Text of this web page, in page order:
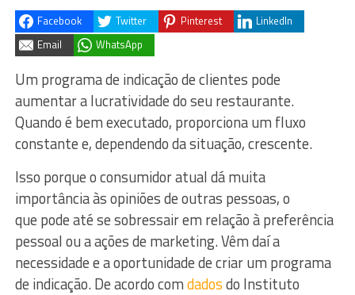
Facebook Twitter Pinterest
LinkedIn
Email
WhatsApp
Um programa de indicação de clientes pode
aumentar a lucratividade do seu restaurante.
Quando é bem executado, proporciona um fluxo
constante e, dependendo da situação, crescente.
Isso porque o consumidor atual dá muita
importância às opiniões de outras pessoas, o
que pode até se sobressair em relação à preferência
pessoal ou a ações de marketing. Vêm daí a
necessidade e a oportunidade de criar um programa
de indicação. De acordo comdadosdo Instituto